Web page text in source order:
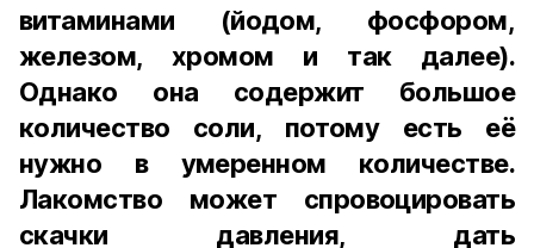
витаминами (йодом, фосфором,
железом, хромом и так далее).
Однако она содержит большое
количество соли, потому есть её
нужно в умеренном количестве.
Лакомство может спровоцировать
скачки давления, дать